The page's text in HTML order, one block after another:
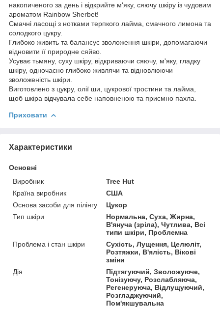
накопиченого за день і відкрийте м'яку, сяючу шкіру із чудовим
ароматом Rainbow Sherbet!
Смачні ласощі з нотками терпкого лайма, смачного лимона та
солодкого цукру.
Глибоко живить та балансує зволоження шкіри, допомагаючи
відновити її природне сяйво.
Усуває тьмяну, суху шкіру, відкриваючи сяючу, м'яку, гладку
шкіру, одночасно глибоко живлячи та відновлюючи
зволоженість шкіри.
Виготовлено з цукру, олії ши, цукрової тростини та лайма,
щоб шкіра відчувала себе наповненою та приємно пахла.
Приховати
Характеристики
Основні
Виробник
Tree Hut
Країна виробник
США
Основа засоби для пілінгу
Цукор
Тип шкіри
Нормальна, Суха, Жирна,
В'януча (зріла), Чутлива, Всі
типи шкіри, Проблемна
Проблема і стан шкіри
Сухість, Лущення, Целюліт,
Розтяжки, В'ялість, Вікові
зміни
Дія
Підтягуючий, Зволожуюче,
Тонізуючу, Розслабляюча,
Регенеруюча, Відлущуючий,
Розгладжуючий,
Пом'якшувальна